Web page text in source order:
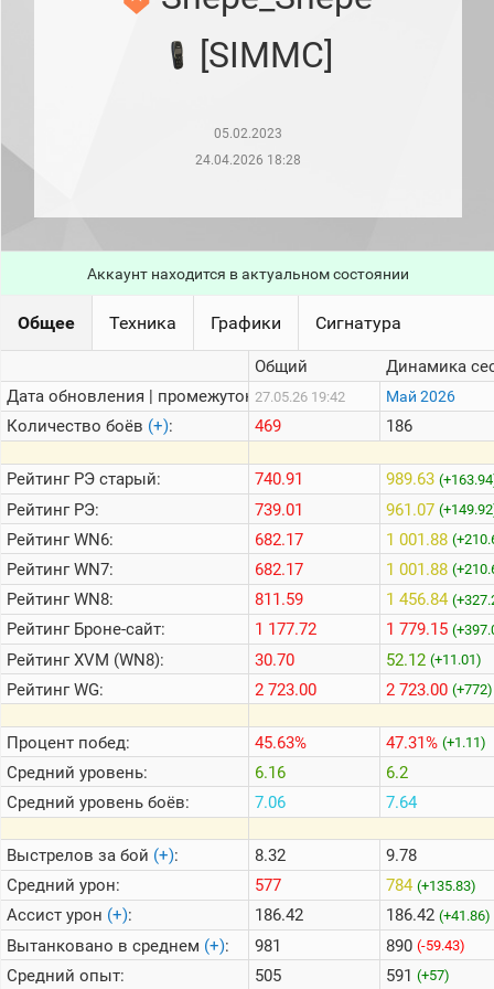
игроков
Статистика
стримеров
Информация
Онлайн
Цветовая
шкала
Теlegram
ВК
Портал
Мира
Танков
[SIMMC]
05.02.2023
24.04.2026 18:28
Аккаунт находится в актуальном состоянии
Общее Техника Графики Сигнатура
Дата обновления | промежуток:
Количество боёв (+):
РейтингРЭ старый:
РейтингРЭ:
РейтингWN6:
РейтингWN7:
РейтингWN8:
РейтингБроне-сайт:
РейтингXVM (WN8):
РейтингWG:
Процент побед:
Средний уровень:
Средний уровень боёв:
Выстрелов за бой (+):
Средний урон:
Ассист урон (+):
Вытанковано в среднем (+):
Средний опыт:
Общий
27.05.26 19:42
469
740.91
739.01
682.17
682.17
811.59
1 177.72
30.70
2 723.00
45.63%
6.16
7.06
8.32
577
186.42
981
505
Динамика
Май 2026
186
989.63
961.07
1 001.88
1 001.88
1 456.84
1 779.15
52.12 (+11.01)
2 723.00 (+772)
47.31% (+1.11)
6.2
7.64
9.78
784 (+135.83)
186.42 (+41.86)
890 (-59.43)
591 (+57)